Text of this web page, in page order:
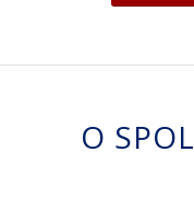
O